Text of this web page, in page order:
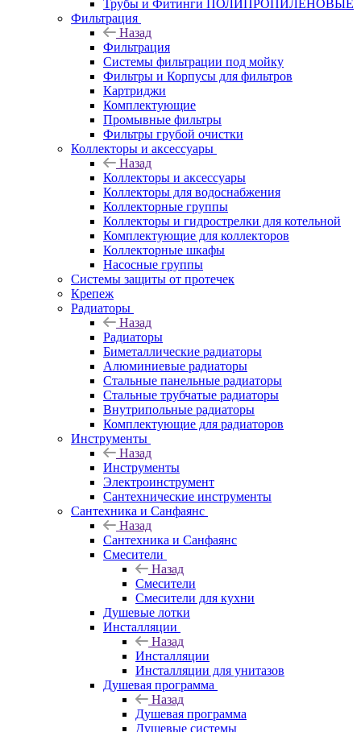
Трубы и Фитинги ПОЛИПРОПИЛЕНОВЫЕ
Фильтрация
Назад
Фильтрация
Системы фильтрации под мойку
Фильтры и Корпусы для фильтров
Картриджи
Комплектующие
Промывные фильтры
Фильтры грубой очистки
Коллекторы и аксессуары
Назад
Коллекторы и аксессуары
Коллекторы для водоснабжения
Коллекторные группы
Коллекторы и гидрострелки для котельной
Комплектующие для коллекторов
Коллекторные шкафы
Насосные группы
Системы защиты от протечек
Крепеж
Радиаторы
Назад
Радиаторы
Биметаллические радиаторы
Алюминиевые радиаторы
Стальные панельные радиаторы
Стальные трубчатые радиаторы
Внутрипольные радиаторы
Комплектующие для радиаторов
Инструменты
Назад
Инструменты
Электроинструмент
Сантехнические инструменты
Сантехника и Санфаянс
Назад
Сантехника и Санфаянс
Смесители
Назад
Смесители
Смесители для кухни
Душевые лотки
Инсталляции
Назад
Инсталляции
Инсталляции для унитазов
Душевая программа
Назад
Душевая программа
Душевые системы